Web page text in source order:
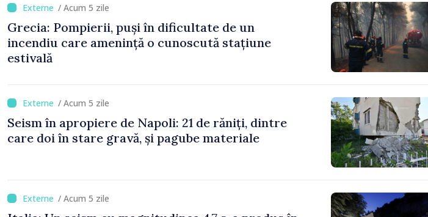
/ Acum 5 zile
Grecia: Pompierii, puși în dificultate de un
incendiu care amenință o cunoscută stațiune
estivală
/ Acum 5 zile
Seism în apropiere de Napoli: 21 de răniți, dintre
care doi în stare gravă, și pagube materiale
/ Acum 5 zile